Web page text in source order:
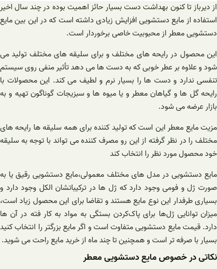
از دیرباز تا کنون بهداشت دست بسیار حائز اهمیت بوده در چند سال اخیر
استفاده از مایع دستشویی افزایش زیادی داشته است که در این بین مایع
دستشویی معطر از محبوبیت خاصی برخوردار است.
این محصول در رایحه های مختلف و برای سلیقه های مختلف تولید می
شود و علاوه بر عطر خوبی که به دست ها می دهد تأثیر منفی روی سیستم
تنفسی ندارد و دست ها را بسیار نرم و لطیف می کند. این محصولات با
رایحه گل ها و گیاهان معطر و یا میوه ها و سبزیجات گوناگون تهیه و به
بازار عرضه می شود.
مزیت مایع معطر این است که تولید کننده برای همه سلیقه ها رایحه های
مختلف را در نظر گرفته از این رو مصرف کننده می تواند با توجه به سلیقه
خود محصول مورد نظر را انتخاب کند
مایع دستشویی در مدل های مختلف معمولی،مایع دستشویی رقیق یا به
صورت ژل و فومی وجود دارد که ژل ها در ترکیباتشان الکل وجود دارد و
بسیاری طرفدار این نوع مایع هستند و تقاضا برای این محصول زیاد است،
میزان توانایی ژل‌ها برای پاک‌کردن بستگی به مواد به کار فته در آن ها
دارد. قیمت مایع دستشویی متفاوت است و اگر مایع بزرگتر را انتخاب کنید
بسیار با صرفه تر است و همچنین تا چند ماه از خرید مایع راحت می شوید.
نکاتی در خصوص مایع دستشویی معطر